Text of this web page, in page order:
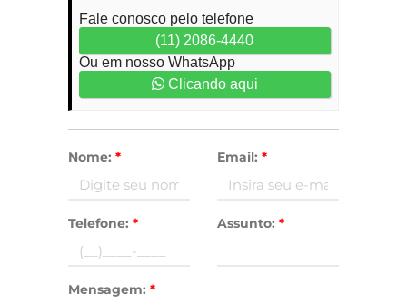
Fale conosco pelo telefone
(11) 2086-4440
Ou em nosso WhatsApp
Clicando aqui
Nome: * Email: *
Telefone: * Assunto: *
Mensagem: *